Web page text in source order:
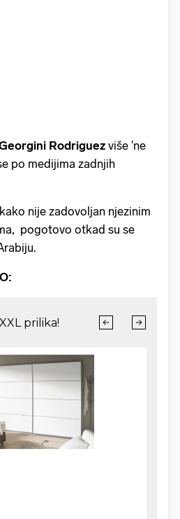
Rodriguez više 'ne
po medijima zadnjih
nije zadovoljan njezinim
pogotovo otkad su se